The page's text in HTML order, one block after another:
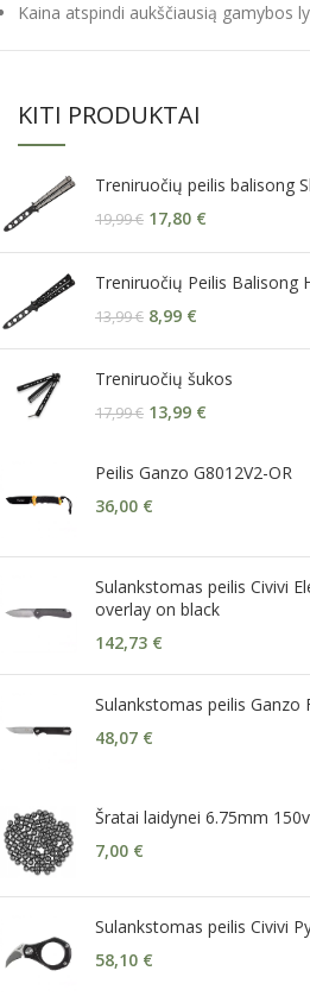
Kaina atspindi aukščiausią gamybos
KITI PRODUKTAI
Treniruočių peilis balisong
19,99€ 17,80 €
Treniruočių Peilis Balisong
13,99€ 8,99 €
Treniruočių šukos
17,99€ 13,99 €
Peilis Ganzo G8012V2-OR
36,00 €
Sulankstomas peilis Civivi
overlay on black
142,73 €
Sulankstomas peilis Ganzo
48,07 €
Šratai laidynei 6.75mm
7,00 €
Sulankstomas peilis Civivi
58,10 €